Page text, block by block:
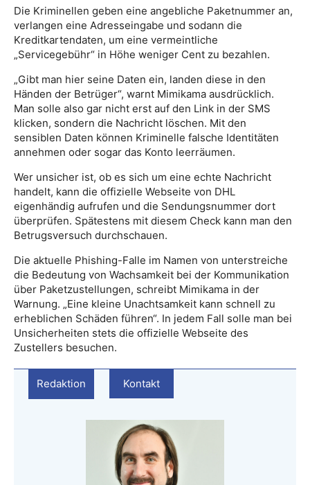
Die Kriminellen geben eine angebliche Paketnummer an,
verlangen eine Adresseingabe und sodann die
Kreditkartendaten, um eine vermeintliche
„Servicegebühr“ in Höhe weniger Cent zu bezahlen.
„Gibt man hier seine Daten ein, landen diese in den
Händen der Betrüger“, warnt Mimikama ausdrücklich.
Man solle also gar nicht erst auf den Link in der SMS
klicken, sondern die Nachricht löschen. Mit den
sensiblen Daten können Kriminelle falsche Identitäten
annehmen oder sogar das Konto leerräumen.
Wer unsicher ist, ob es sich um eine echte Nachricht
handelt, kann die offizielle Webseite von DHL
eigenhändig aufrufen und die Sendungsnummer dort
überprüfen. Spätestens mit diesem Check kann man den
Betrugsversuch durchschauen.
Die aktuelle Phishing-Falle im Namen von unterstreiche
die Bedeutung von Wachsamkeit bei der Kommunikation
über Paketzustellungen, schreibt Mimikama in der
Warnung. „Eine kleine Unachtsamkeit kann schnell zu
erheblichen Schäden führen“. In jedem Fall solle man bei
Unsicherheiten stets die offizielle Webseite des
Zustellers besuchen.
Redaktion Kontakt